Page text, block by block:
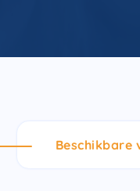
Beschikbare